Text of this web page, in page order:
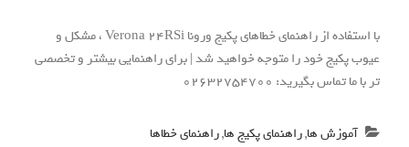
با استفاده از راهنمای خطاهای پکیج ورونا Verona 24RSi ، مشکل و
عیوب پکیج خود را متوجه خواهید شد | برای راهنمایی بیشتر و تخصصی
تر با ما تماس بگیرید: 02632754700
آموزش ها,راهنمای پکیج ها,راهنمای خطاها